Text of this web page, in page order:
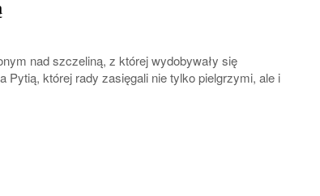
nad szczeliną, z której wydobywały się
Pytią, której rady zasięgali nie tylko pielgrzymi, ale i